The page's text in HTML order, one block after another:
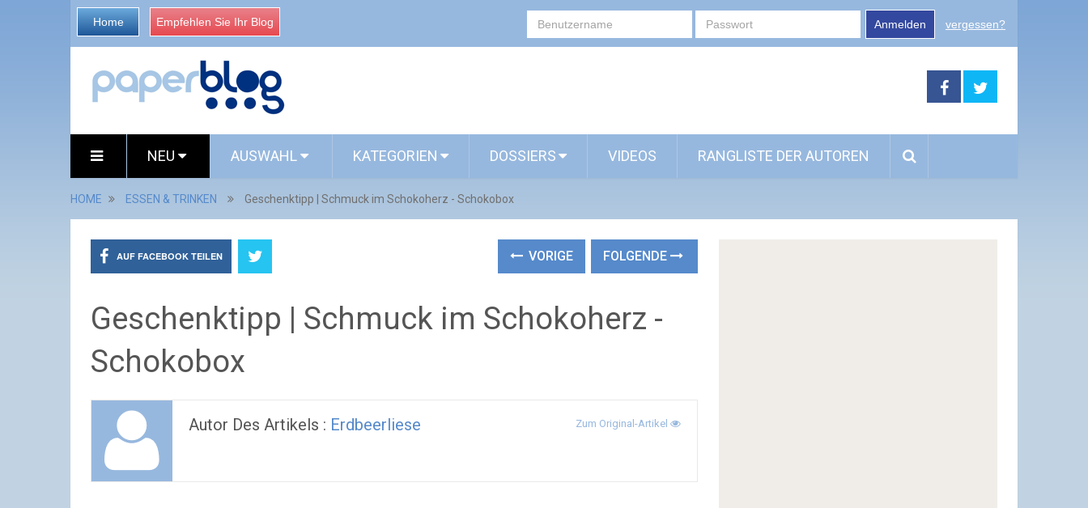
Home Empfehlen Sie Ihr Blog Anmelden vergessen?
NEU AUSWAHL KATEGORIEN DOSSIERS VIDEOS RANGLISTE DER AUTOREN
HOME ESSEN & TRINKEN Geschenktipp | Schmuck im Schokoherz - Schokobox
AUF FACEBOOK TEILEN VORIGE FOLGENDE
Geschenktipp | Schmuck im Schokoherz -
Schokobox
Autor Des Artikels : Erdbeerliese Zum Original-Artikel